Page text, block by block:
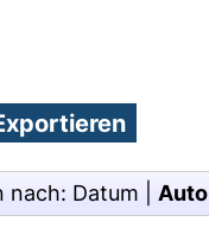
nach: Datum